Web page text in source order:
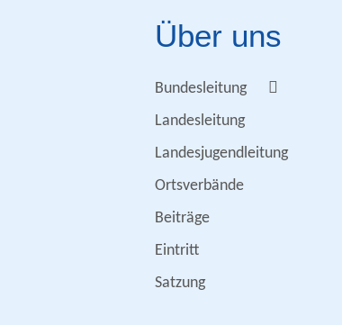
Über uns
Bundesleitung
Landesleitung
Landesjugendleitung
Ortsverbände
Beiträge
Eintritt
Satzung